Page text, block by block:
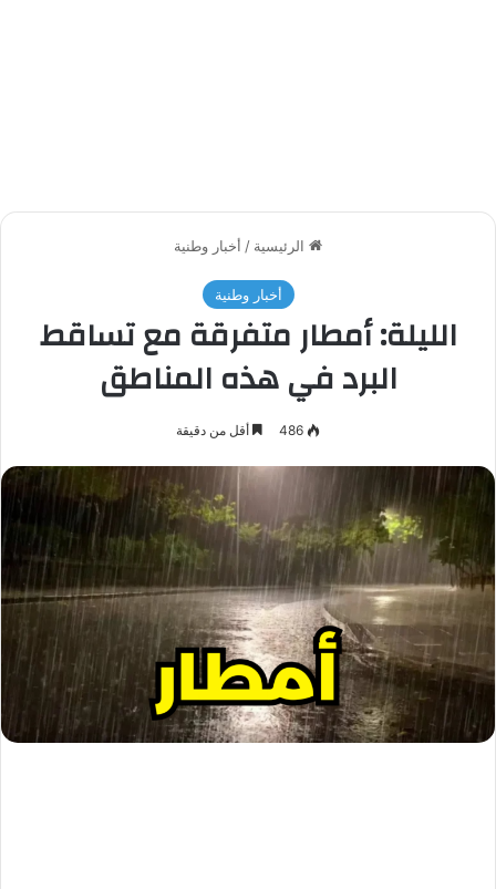
الرئيسية / أخبار وطنية
أخبار وطنية
الليلة: أمطار متفرقة مع تساقط
البرد في هذه المناطق
486 أقل من دقيقة